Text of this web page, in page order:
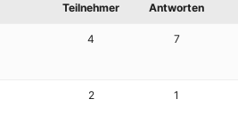
Teilnehmer Antworten
4 7
2 1